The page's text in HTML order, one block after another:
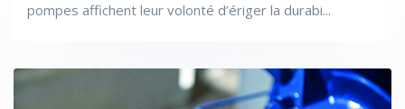
pompes affichent leur volonté d’ériger la durabi...